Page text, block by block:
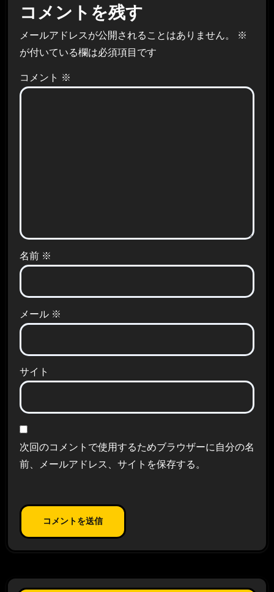
コメントを残す
メールアドレスが公開されることはありません。
※
が付いている欄は必須項目です
コメント ※
名前 ※
メール ※
サイト
次回のコメントで使用するためブラウザーに自分の名
前、メールアドレス、サイトを保存する。